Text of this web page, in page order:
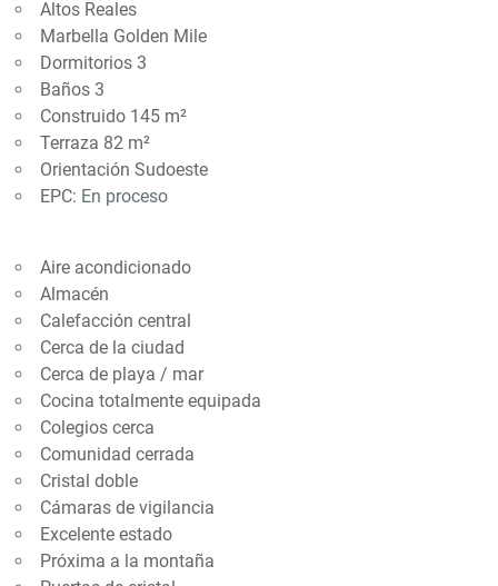
Altos Reales
Marbella Golden Mile
Dormitorios 3
Baños 3
Construido 145 m²
Terraza 82 m²
Orientación Sudoeste
EPC: En proceso
Aire acondicionado
Almacén
Calefacción central
Cerca de la ciudad
Cerca de playa / mar
Cocina totalmente equipada
Colegios cerca
Comunidad cerrada
Cristal doble
Cámaras de vigilancia
Excelente estado
Próxima a la montaña